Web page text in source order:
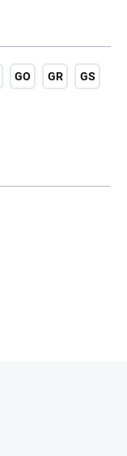
GO GR GS